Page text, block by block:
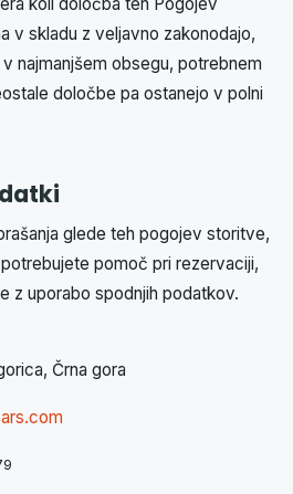
koli določba teh Pogojev
v skladu z veljavno zakonodajo,
najmanjšem obsegu, potrebnem
določbe pa ostanejo v polni
glede teh pogojev storitve,
pomoč pri rezervaciji,
z uporabo spodnjih podatkov.
Črna gora